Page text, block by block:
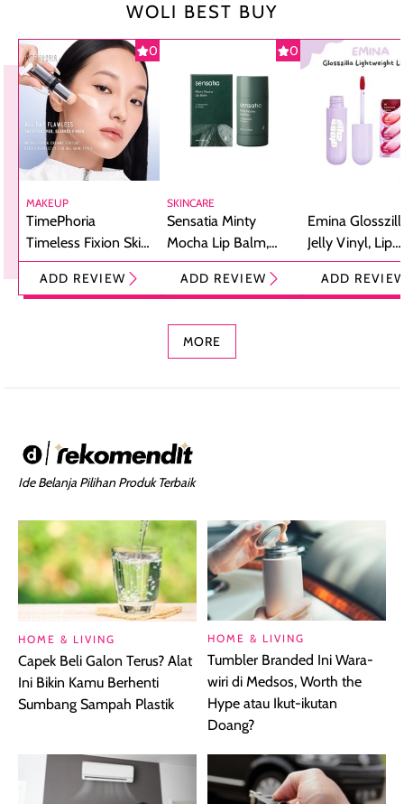
WOLI BEST BUY
0
MAKEUP
TimePhoria
Timeless Fixion Skin
Tint Stick,
Foundation dan
ADD REVIEW
0
SKINCARE
Sensatia Minty
Mocha Lip Balm,
Pelembap Bibir
dengan Aroma
ADD REVIEW
Emina
Jelly Vinyl, Lip
Cream Glossy
Ringan
ADD
MORE
Ide Belanja Pilihan Produk Terbaik
HOME & LIVING
Capek Beli Galon Terus? Alat
Ini Bikin Kamu Berhenti
Sumbang Sampah Plastik
HOME & LIVING
Tumbler Branded Ini Wara-
wiri di Medsos, Worth the
Hype atau Ikut-ikutan
Doang?